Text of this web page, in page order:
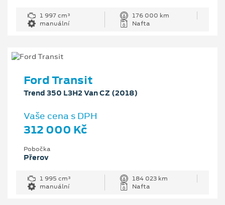
1 997 cm³
176 000 km
manuální
Nafta
Ford Transit
Trend 350 L3H2 Van CZ (2018)
Vaše cena s DPH
312 000 Kč
Pobočka
Přerov
1 995 cm³
184 023 km
manuální
Nafta